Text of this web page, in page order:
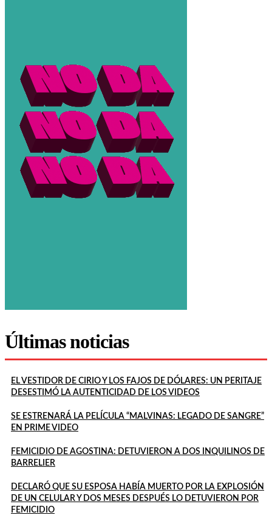
Últimas noticias
EL VESTIDOR DE CIRIO Y LOS FAJOS DE DÓLARES: UN PERITAJE
DESESTIMÓ LA AUTENTICIDAD DE LOS VIDEOS
SE ESTRENARÁ LA PELÍCULA “MALVINAS: LEGADO DE SANGRE”
EN PRIME VIDEO
FEMICIDIO DE AGOSTINA: DETUVIERON A DOS INQUILINOS DE
BARRELIER
DECLARÓ QUE SU ESPOSA HABÍA MUERTO POR LA EXPLOSIÓN
DE UN CELULAR Y DOS MESES DESPUÉS LO DETUVIERON POR
FEMICIDIO